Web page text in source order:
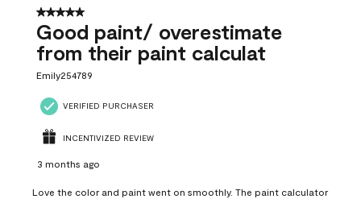
5 out of 5 stars.
Good paint/ overestimate
from their paint calculat
Emily254789
VERIFIED PURCHASER
INCENTIVIZED REVIEW
3 months ago
Love the color and paint went on smoothly. The paint calculator